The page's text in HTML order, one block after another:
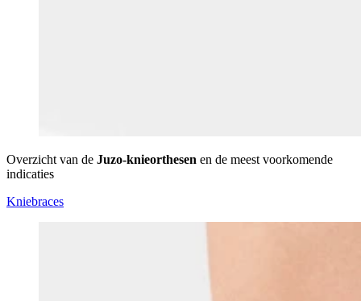
Overzicht van de Juzo-knieorthesen en de meest voorkomende
indicaties
Kniebraces